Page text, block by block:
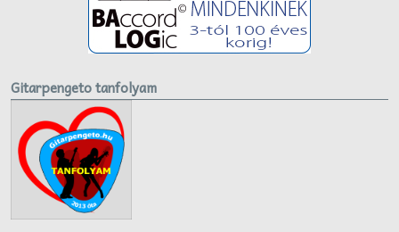
Gitarpengeto tanfolyam